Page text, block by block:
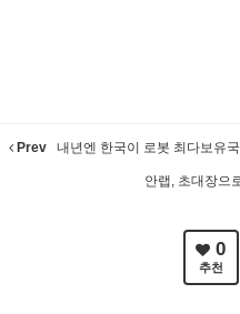
Prev 내년엔 한국이 로봇 최다보유
안랩, 초대장으
0
추천